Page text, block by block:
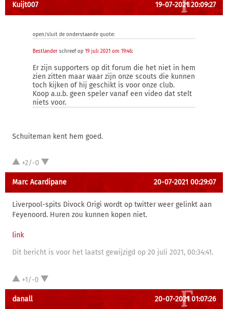
Kuijt007 19-07-2021 20:09:27
open/sluit de onderstaande quote:
Bestlander schreef op 19 juli 2021 om 19:46:
Er zijn supporters op dit forum die het niet in hem
zien zitten maar waar zijn onze scouts die kunnen
toch kijken of hij geschikt is voor onze club.
Koop a.u.b. geen speler vanaf een video dat stelt
niets voor.
Schuiteman kent hem goed.
+2/-0
Marc Acardipane 20-07-2021 00:29:07
Liverpool-spits Divock Origi wordt op twitter weer gelinkt aan
Feyenoord. Huren zou kunnen kopen niet.
link
Dit bericht is voor het laatst gewijzigd op 20 juli 2021, 00:34:41.
+1/-0
danall 20-07-2021 01:07:26